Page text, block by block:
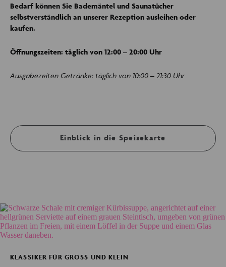
Bedarf können Sie Bademäntel und Saunatücher
selbstverständlich an unserer Rezeption ausleihen oder
kaufen.
Öffnungszeiten: täglich von 12:00 – 20:00 Uhr
Ausgabezeiten Getränke: täglich von 10:00 – 21:30 Uhr
Einblick in die Speisekarte
KLASSIKER FÜR GROSS UND KLEIN